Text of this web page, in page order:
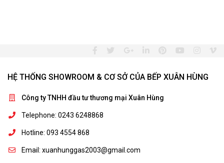
HỆ THỐNG SHOWROOM & CƠ SỞ CỦA BẾP XUÂN HÙNG
Công ty TNHH đầu tư thương mại Xuân Hùng
Telephone: 0243 6248868
Hotline: 093 4554 868
Email: xuanhunggas2003@gmail.com